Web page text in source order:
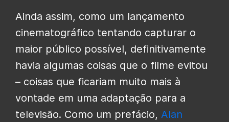
Ainda assim, como um lançamento
cinematográfico tentando capturar o
maior público possível, definitivamente
havia algumas coisas que o filme evitou
– coisas que ficariam muito mais à
vontade em uma adaptação para a
televisão. Como um prefácio, Alan